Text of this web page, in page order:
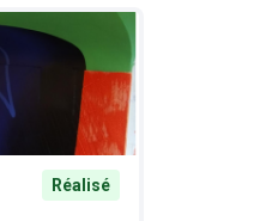
Réalisé